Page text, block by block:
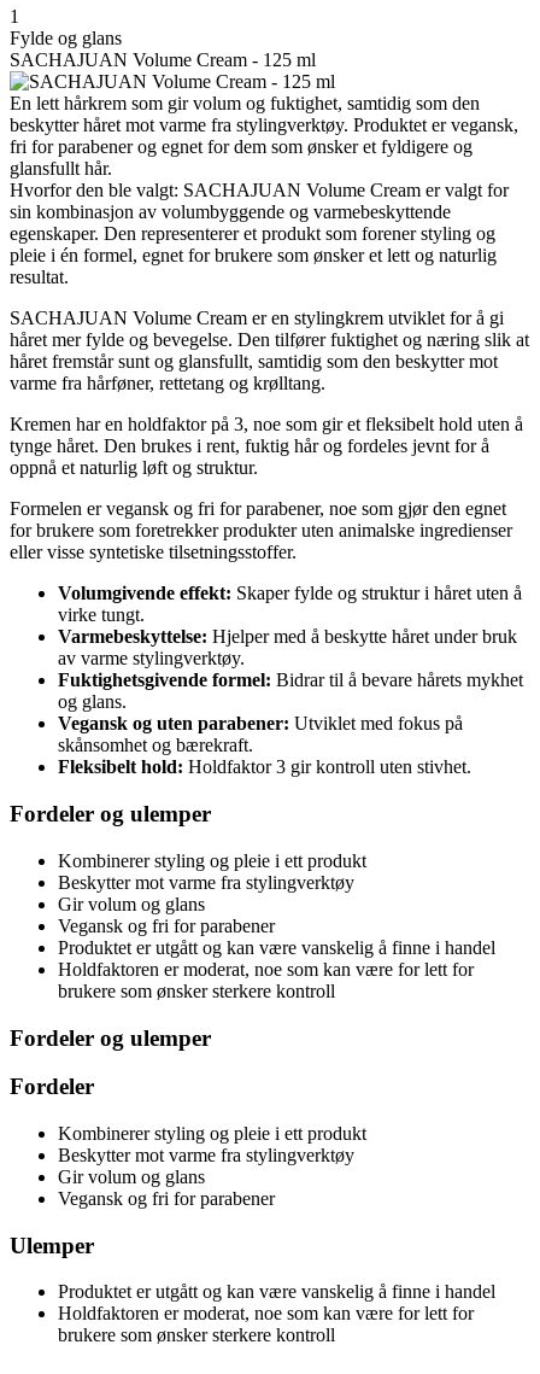
1
Fylde og glans
SACHAJUAN Volume Cream - 125 ml
En lett hårkrem som gir volum og fuktighet, samtidig som den
beskytter håret mot varme fra stylingverktøy. Produktet er vegansk,
fri for parabener og egnet for dem som ønsker et fyldigere og
glansfullt hår.
Hvorfor den ble valgt: SACHAJUAN Volume Cream er valgt for
sin kombinasjon av volumbyggende og varmebeskyttende
egenskaper. Den representerer et produkt som forener styling og
pleie i én formel, egnet for brukere som ønsker et lett og naturlig
resultat.
SACHAJUAN Volume Cream er en stylingkrem utviklet for å gi
håret mer fylde og bevegelse. Den tilfører fuktighet og næring slik at
håret fremstår sunt og glansfullt, samtidig som den beskytter mot
varme fra hårføner, rettetang og krølltang.
Kremen har en holdfaktor på 3, noe som gir et fleksibelt hold uten å
tynge håret. Den brukes i rent, fuktig hår og fordeles jevnt for å
oppnå et naturlig løft og struktur.
Formelen er vegansk og fri for parabener, noe som gjør den egnet
for brukere som foretrekker produkter uten animalske ingredienser
eller visse syntetiske tilsetningsstoffer.
Volumgivende effekt: Skaper fylde og struktur i håret uten å
virke tungt.
Varmebeskyttelse: Hjelper med å beskytte håret under bruk
av varme stylingverktøy.
Fuktighetsgivende formel: Bidrar til å bevare hårets mykhet
og glans.
Vegansk og uten parabener: Utviklet med fokus på
skånsomhet og bærekraft.
Fleksibelt hold: Holdfaktor 3 gir kontroll uten stivhet.
Fordeler og ulemper
Kombinerer styling og pleie i ett produkt
Beskytter mot varme fra stylingverktøy
Gir volum og glans
Vegansk og fri for parabener
Produktet er utgått og kan være vanskelig å finne i handel
Holdfaktoren er moderat, noe som kan være for lett for
brukere som ønsker sterkere kontroll
Fordeler og ulemper
Fordeler
Kombinerer styling og pleie i ett produkt
Beskytter mot varme fra stylingverktøy
Gir volum og glans
Vegansk og fri for parabener
Ulemper
Produktet er utgått og kan være vanskelig å finne i handel
Holdfaktoren er moderat, noe som kan være for lett for
brukere som ønsker sterkere kontroll